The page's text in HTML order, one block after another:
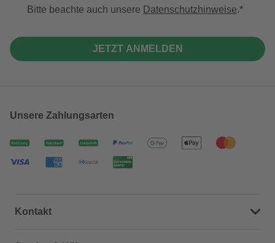
Bitte beachte auch unsere Datenschutzhinweise.
JETZT ANMELDEN
Unsere Zahlungsarten
Kontakt